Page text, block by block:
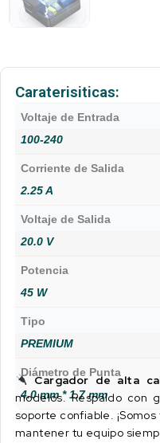
Caraterisiticas:
Voltaje de Entrada
100-240
Corriente de Salida
2.25 A
Voltaje de Salida
20.0 V
Potencia
45 W
Tipo
PREMIUM
Diámetro de Punta
4.0 mm * 1.7 mm
Cargador de alta
modelos. Respaldo con
soporte confiable.
mantener tu equipo